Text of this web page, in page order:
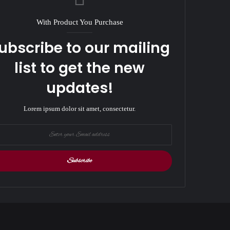
With Product You Purchase
to our mailing
list to get the new
updates!
Lorem ipsum dolor sit amet, consectetur.